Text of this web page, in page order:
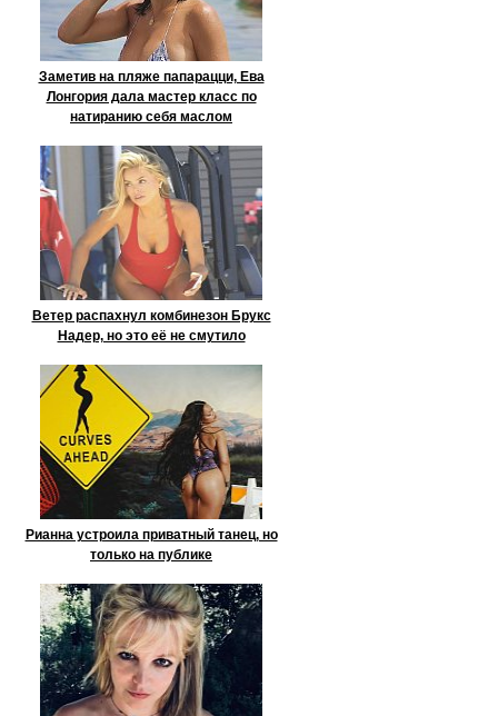
Заметив на пляже папарацци, Ева
Лонгория дала мастер класс по
натиранию себя маслом
Ветер распахнул комбинезон Брукс
Надер, но это её не смутило
Рианна устроила приватный танец, но
только на публике